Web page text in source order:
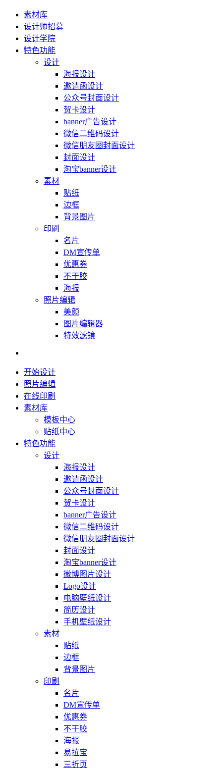
素材库
设计师招募
设计学院
特色功能
设计
海报设计
邀请函设计
公众号封面设计
贺卡设计
banner广告设计
微信二维码设计
微信朋友圈封面设计
封面设计
淘宝banner设计
素材
贴纸
边框
背景图片
印刷
名片
DM宣传单
优惠券
不干胶
海报
照片编辑
美颜
图片编辑器
特效滤镜
开始设计
照片编辑
在线印刷
素材库
模板中心
贴纸中心
特色功能
设计
海报设计
邀请函设计
公众号封面设计
贺卡设计
banner广告设计
微信二维码设计
微信朋友圈封面设计
封面设计
淘宝banner设计
微博图片设计
Logo设计
电脑壁纸设计
简历设计
手机壁纸设计
素材
贴纸
边框
背景图片
印刷
名片
DM宣传单
优惠券
不干胶
海报
易拉宝
三折页